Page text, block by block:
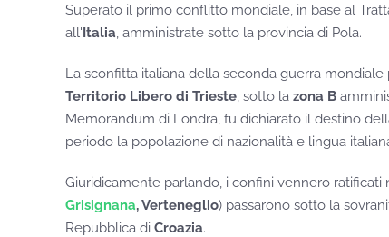
Superato il primo conflitto mondiale, in base al
all'Italia, amministrate sotto la provincia di Pola.
La sconfitta italiana della seconda guerra
Territorio Libero di Trieste, sotto la zona B
Memorandum di Londra, fu dichiarato il destino
periodo la popolazione di nazionalità e lingua
Giuridicamente parlando, i confini vennero ratificati
Grisignana, Verteneglio) passarono sotto la
Repubblica di Croazia.